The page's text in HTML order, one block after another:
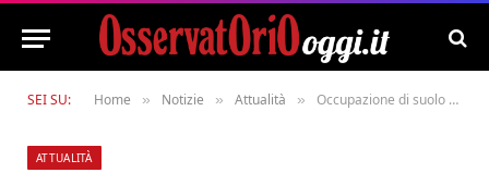
SEI SU: Home » Notizie » Attualità » Occupazione di suolo pubblico, accesso alla procedura semplificata prorogata fino al 31 dicembre
ATTUALITÀ